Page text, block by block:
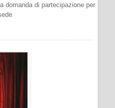
domanda di partecipazione per